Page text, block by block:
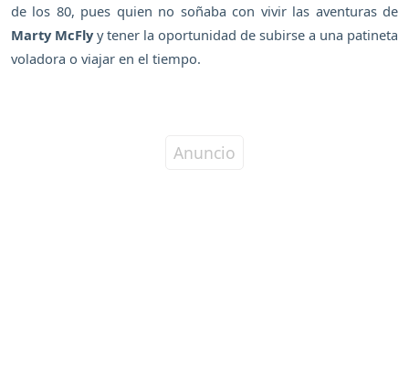
de los 80, pues quien no soñaba con vivir las aventuras de
Marty McFlyy tener la oportunidad de subirse a una patineta
voladora o viajar en el tiempo.